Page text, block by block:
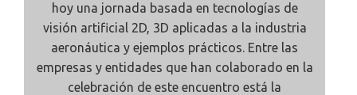
hoy una jornada basada en tecnologías de
visión artificial 2D, 3D aplicadas a la industria
aeronáutica y ejemplos prácticos. Entre las
empresas y entidades que han colaborado en la
celebración de este encuentro está la